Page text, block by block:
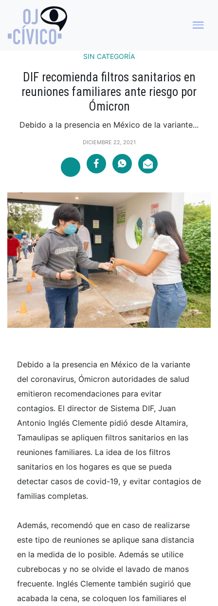
SIN CATEGORÍA
DIF recomienda filtros sanitarios en
reuniones familiares ante riesgo por
Ómicron
Debido a la presencia en México de la variante...
DICIEMBRE 22, 2021
Debido a la presencia en México de la variante
del coronavirus, Ómicron autoridades de salud
emitieron recomendaciones para evitar
contagios. El director de Sistema DIF, Juan
Antonio Inglés Clemente pidió desde Altamira,
Tamaulipas se apliquen filtros sanitarios en las
reuniones familiares. La idea de los filtros
sanitarios en los hogares es que se pueda
detectar casos de covid-19, y evitar contagios de
familias completas.
Además, recomendó que en caso de realizarse
este tipo de reuniones se aplique sana distancia
en la medida de lo posible. Además se utilice
cubrebocas y no se olvide el lavado de manos
frecuente. Inglés Clemente también sugirió que
acabada la cena, se coloquen los familiares el